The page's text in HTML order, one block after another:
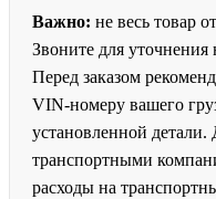
Важно: не весь товар
Звоните для уточнения
Перед заказом
VIN-номеру вашего
установленной
транспортными
расходы на